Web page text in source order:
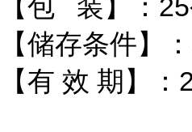
【包 装】：
【储存条件】
【有 效 期】：